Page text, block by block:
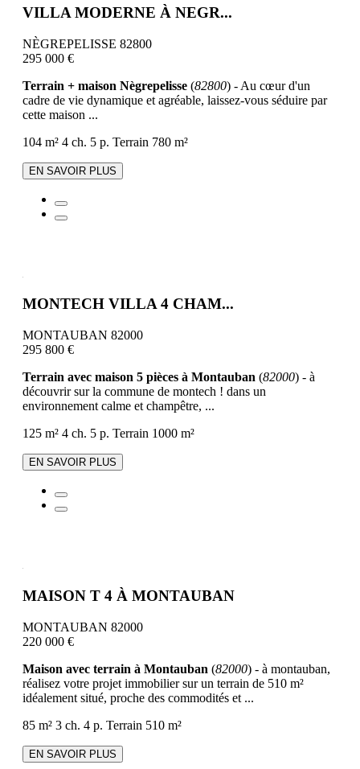
VILLA MODERNE À NEGR...
NÈGREPELISSE 82800
295 000 €
Terrain + maison Nègrepelisse (82800) - Au cœur d'un
cadre de vie dynamique et agréable, laissez-vous séduire par
cette maison ...
104 m² 4 ch. 5 p. Terrain 780 m²
EN SAVOIR PLUS
MONTECH VILLA 4 CHAM...
MONTAUBAN 82000
295 800 €
Terrain avec maison 5 pièces à Montauban (82000) - à
découvrir sur la commune de montech ! dans un
environnement calme et champêtre, ...
125 m² 4 ch. 5 p. Terrain 1000 m²
EN SAVOIR PLUS
MAISON T 4 À MONTAUBAN
MONTAUBAN 82000
220 000 €
Maison avec terrain à Montauban (82000) - à montauban,
réalisez votre projet immobilier sur un terrain de 510 m²
idéalement situé, proche des commodités et ...
85 m² 3 ch. 4 p. Terrain 510 m²
EN SAVOIR PLUS